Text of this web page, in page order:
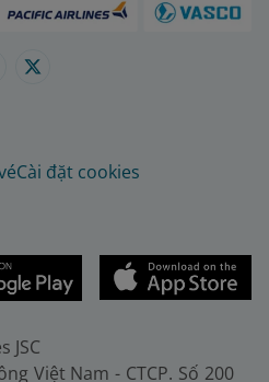
Cài đặt cookies
JSC
Việt Nam - CTCP. Số 200